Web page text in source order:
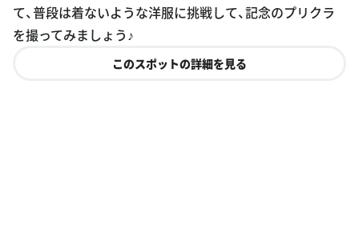
て、普段は着ないような洋服に挑戦して、記念のプリクラ
を撮ってみましょう♪
このスポットの詳細を見る